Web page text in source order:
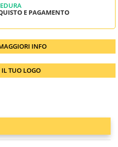
E PAGAMENTO
INFO
TUO LOGO